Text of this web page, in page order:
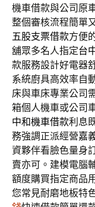
機車借款與公司原
整個審核流程簡單
五股支票借款方便
舖眾多名人指定台
款服務設計好電器
系統廚具高效率自
床與車床專業公司
箱個人機車或公司
中和機車借款利息
務強調正派經營嘉
資夥伴看臉色量身
賣亦可。建模電腦
額度購買指定商品
您常見耐磨地板特